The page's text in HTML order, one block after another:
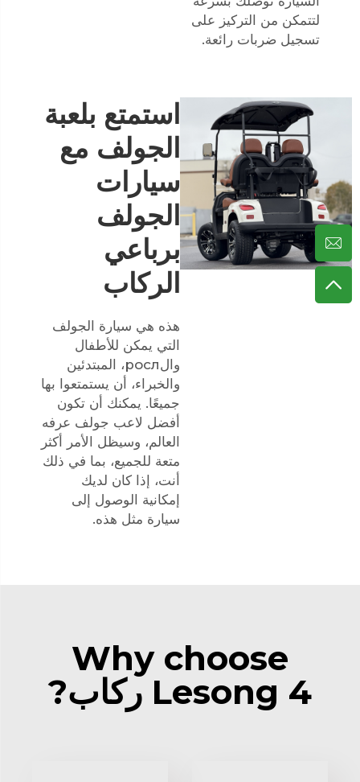
لتتمكن من التركيز على
تسجيل ضربات رائعة.
استمتع بلعبة
الجولف مع
سيارات
الجولف
برباعي
الركاب
هذه هي سيارة الجولف
التي يمكن للأطفال
والросл، المبتدئين
والخبراء، أن يستمتعوا بها
جميعًا. يمكنك أن تكون
أفضل لاعب جولف عرفه
العالم، وسيظل الأمر أكثر
متعة للجميع، بما في ذلك
أنت، إذا كان لديك
إمكانية الوصول إلى
سيارة مثل هذه.
Why choose
Lesong 4 ركاب?